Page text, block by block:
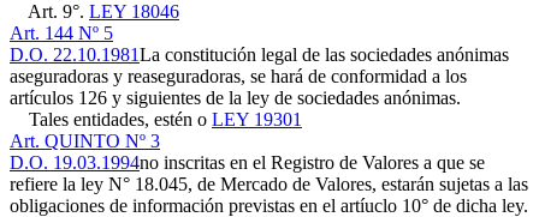
Art. 9°. LEY 18046
Art. 144 Nº 5
D.O. 22.10.1981La constitución legal de las sociedades anónimas
aseguradoras y reaseguradoras, se hará de conformidad a los
artículos 126 y siguientes de la ley de sociedades anónimas.
Tales entidades, estén o LEY 19301
Art. QUINTO Nº 3
D.O. 19.03.1994no inscritas en el Registro de Valores a que se
refiere la ley N° 18.045, de Mercado de Valores, estarán sujetas a las
obligaciones de información previstas en el artíuclo 10° de dicha ley.